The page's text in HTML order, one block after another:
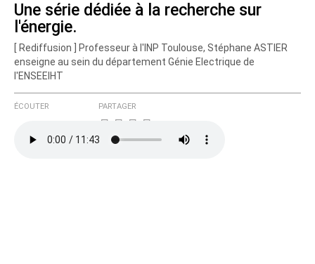
Courriel (non publié)
Ajoutez votre commentaire ici
Texte de votre message
Une série dédiée à la recherche sur
l'énergie.
[ Rediffusion ] Professeur à l'INP Toulouse, Stéphane ASTIER
enseigne au sein du département Génie Electrique de
l'ENSEEIHT
ÉCOUTER PARTAGER